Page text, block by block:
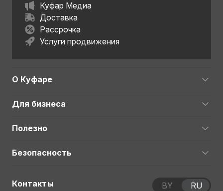
Куфар Медиа
Доставка
Рассрочка
Услуги продвижения
О Куфаре
Для бизнеса
Полезно
Безопасность
Контакты BY RU